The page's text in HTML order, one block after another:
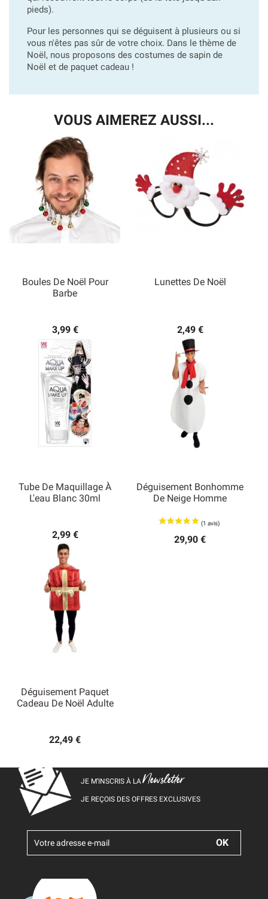
pieds).
Pour les personnes qui se déguisent à plusieurs ou si
vous n'êtes pas sûr de votre choix. Dans le thème de
Noël, nous proposons des costumes de sapin de
Noël et de paquet cadeau !
VOUS AIMEREZ AUSSI...
Boules De Noël Pour
Barbe
3,99 €
Lunettes De Noël
2,49 €
Tube De Maquillage À
L'eau Blanc 30ml
2,99 €
Déguisement Bonhomme
De Neige Homme
29,90 €
Déguisement Paquet
Cadeau De Noël Adulte
22,49 €
JE M’INSCRIS À LANewsletter
JE REÇOIS DES OFFRES EXCLUSIVES